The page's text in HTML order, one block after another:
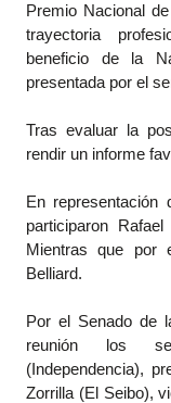
Premio Nacional
trayectoria
beneficio de la
presentada por el
Tras evaluar la
rendir un informe
En representación
participaron
Mientras que por
Belliard.
Por el Senado de
reunión los
(Independencia),
Zorrilla (El Seibo),